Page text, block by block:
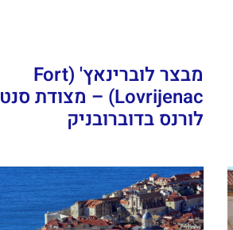
מבצר לוברינאץ' (Fort
Lovrijenac) – מצודת סנט
לורנס בדוברובניק